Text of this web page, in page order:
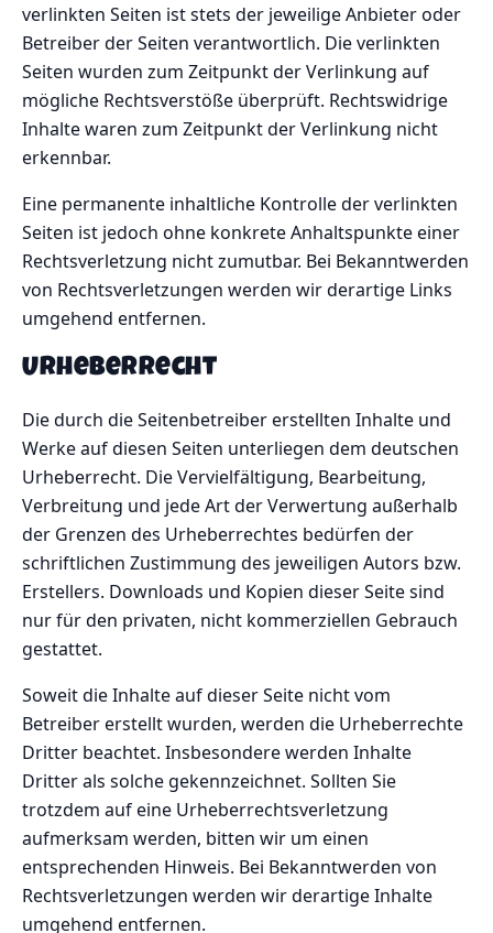
verlinkten Seiten ist stets der jeweilige Anbieter oder
Betreiber der Seiten verantwortlich. Die verlinkten
Seiten wurden zum Zeitpunkt der Verlinkung auf
mögliche Rechtsverstöße überprüft. Rechtswidrige
Inhalte waren zum Zeitpunkt der Verlinkung nicht
erkennbar.
Eine permanente inhaltliche Kontrolle der verlinkten
Seiten ist jedoch ohne konkrete Anhaltspunkte einer
Rechtsverletzung nicht zumutbar. Bei Bekanntwerden
von Rechtsverletzungen werden wir derartige Links
umgehend entfernen.
Urheberrecht
Die durch die Seitenbetreiber erstellten Inhalte und
Werke auf diesen Seiten unterliegen dem deutschen
Urheberrecht. Die Vervielfältigung, Bearbeitung,
Verbreitung und jede Art der Verwertung außerhalb
der Grenzen des Urheberrechtes bedürfen der
schriftlichen Zustimmung des jeweiligen Autors bzw.
Erstellers. Downloads und Kopien dieser Seite sind
nur für den privaten, nicht kommerziellen Gebrauch
gestattet.
Soweit die Inhalte auf dieser Seite nicht vom
Betreiber erstellt wurden, werden die Urheberrechte
Dritter beachtet. Insbesondere werden Inhalte
Dritter als solche gekennzeichnet. Sollten Sie
trotzdem auf eine Urheberrechtsverletzung
aufmerksam werden, bitten wir um einen
entsprechenden Hinweis. Bei Bekanntwerden von
Rechtsverletzungen werden wir derartige Inhalte
umgehend entfernen.